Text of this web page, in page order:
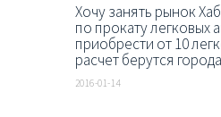
Хочу занять рынок
по прокату легковых
при­обрести от 10
расче­т берутся
2016-01-14